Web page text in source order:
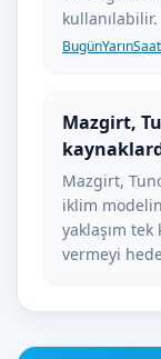
kullanılabilir.
BugünYarın
Mazgirt,
Mazgirt,
iklim
yaklaşım
vermeyi